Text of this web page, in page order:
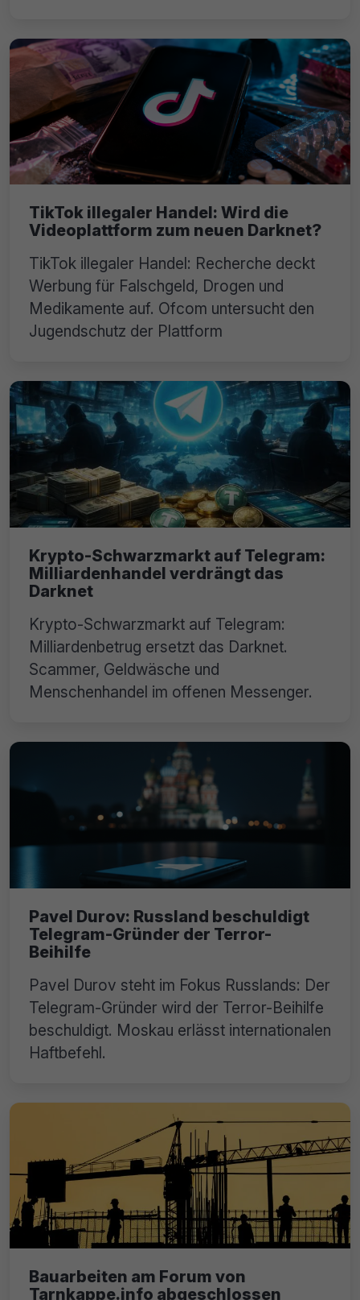
TikTok illegaler Handel: Wird die
Videoplattform zum neuen Darknet?
TikTok illegaler Handel: Recherche deckt
Werbung für Falschgeld, Drogen und
Medikamente auf. Ofcom untersucht den
Jugendschutz der Plattform
Krypto-Schwarzmarkt auf Telegram:
Milliardenhandel verdrängt das
Darknet
Krypto-Schwarzmarkt auf Telegram:
Milliardenbetrug ersetzt das Darknet.
Scammer, Geldwäsche und
Menschenhandel im offenen Messenger.
Pavel Durov: Russland beschuldigt
Telegram-Gründer der Terror-
Beihilfe
Pavel Durov steht im Fokus Russlands: Der
Telegram-Gründer wird der Terror-Beihilfe
beschuldigt. Moskau erlässt internationalen
Haftbefehl.
Bauarbeiten am Forum von
Tarnkappe.info abgeschlossen